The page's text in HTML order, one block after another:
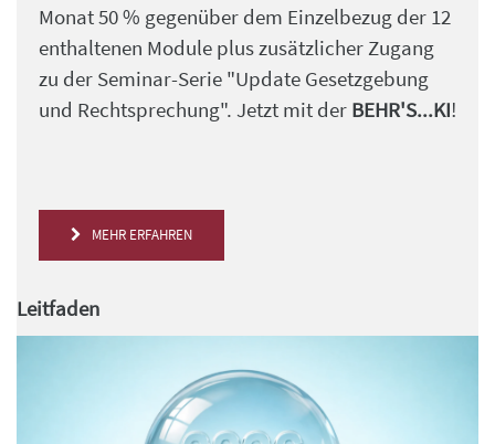
Monat 50 % gegenüber dem Einzelbezug der 12
enthaltenen Module plus zusätzlicher Zugang
zu der Seminar-Serie "Update Gesetzgebung
und Rechtsprechung". Jetzt mit der BEHR'S...KI!
MEHR ERFAHREN
Leitfaden